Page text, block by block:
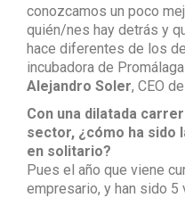
conozcamos un poco
quién/nes hay detrás y
hace diferentes de los
incubadora de
Alejandro Soler, CEO
Con una dilatada
sector, ¿cómo ha sido
en solitario?
Pues el año que viene
empresario, y han sido